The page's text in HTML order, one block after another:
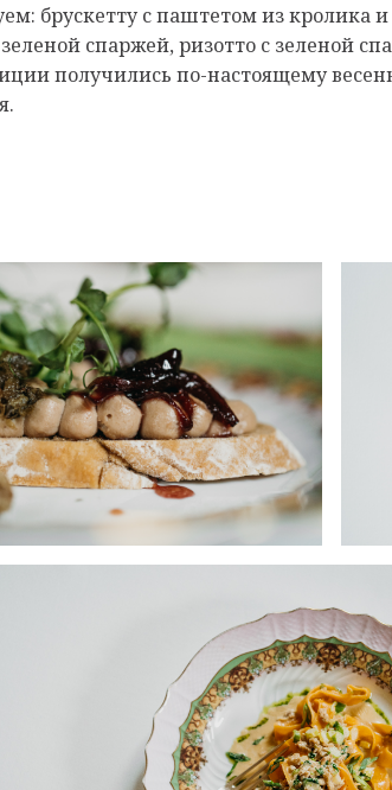
брускетту с паштетом из кролика
спаржей, ризотто с зеленой
получились по-настоящему